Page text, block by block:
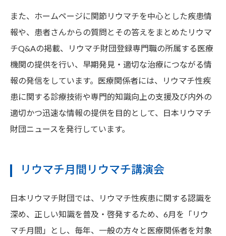
また、ホームページに関節リウマチを中心とした疾患情
報や、患者さんからの質問とその答えをまとめたリウマ
チQ&Aの掲載、リウマチ財団登録専門職の所属する医療
機関の提供を行い、早期発見・適切な治療につながる情
報の発信をしています。医療関係者には、リウマチ性疾
患に関する診療技術や専門的知識向上の支援及び内外の
適切かつ迅速な情報の提供を目的として、日本リウマチ
財団ニュースを発行しています。
リウマチ月間リウマチ講演会
日本リウマチ財団では、リウマチ性疾患に関する認識を
深め、正しい知識を普及・啓発するため、6月を「リウ
マチ月間」とし、毎年、一般の方々と医療関係者を対象